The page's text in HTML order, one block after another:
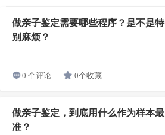
做亲子鉴定需要哪些程序？是不是特
别麻烦？
0 个评论 0个收藏
做亲子鉴定，到底用什么作为样本最
准？